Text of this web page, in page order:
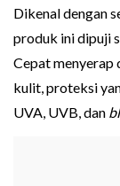
Dikenal dengan
produk ini dipuji
Cepat menyerap
kulit, proteksi
UVA, UVB, dan